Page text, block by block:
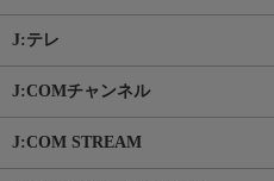
J:テレ
J:COMチャンネル
J:COM STREAM